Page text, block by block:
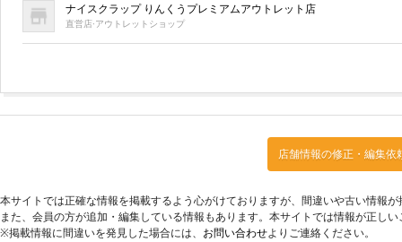
ナイスクラップ りんくうプレミアムアウトレット店
直営店·アウトレットショップ
店舗情報の修正・編集依
本サイトでは正確な情報を掲載するよう心がけておりますが、間違いや古い情報
また、会員の方が追加・編集している情報もあります。本サイトでは情報が正し
※掲載情報に間違いを発見した場合には、 お問い合わせよりご連絡ください。